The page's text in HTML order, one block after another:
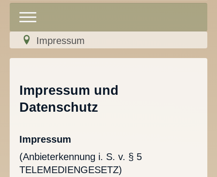
Toggle
Navigation
Über uns
Veranstaltungen
Klosterführung
Kirchenmusik
Kindergarten
Impressum
Impressum und
Datenschutz
Impressum
(Anbieterkennung i. S. v. § 5
TELEMEDIENGESETZ)